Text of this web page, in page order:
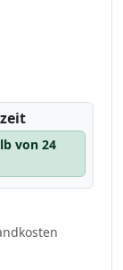
von 24